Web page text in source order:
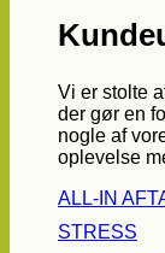
Vi er stolte
der gør en
nogle af
oplevelse
ALL-IN
STRESS